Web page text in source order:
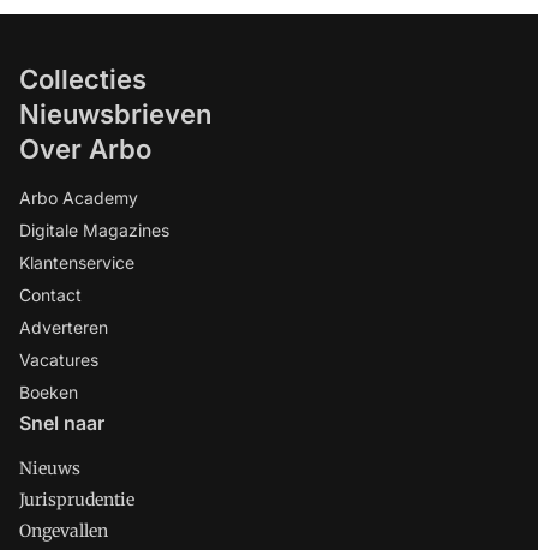
Collecties
Nieuwsbrieven
Over Arbo
Arbo Academy
Digitale Magazines
Klantenservice
Contact
Adverteren
Vacatures
Boeken
Snel naar
Nieuws
Jurisprudentie
Ongevallen